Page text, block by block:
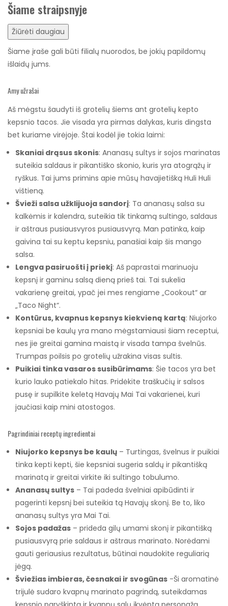
Šiame straipsnyje
Žiūrėti daugiau
Šiame įraše gali būti filialų nuorodos, be jokių papildomų
išlaidų jums.
Amy užrašai
Aš mėgstu šaudyti iš grotelių šiems ant grotelių kepto
kepsnio tacos. Jie visada yra pirmas dalykas, kuris dingsta
bet kuriame virėjoje. Štai kodėl jie tokia laimi:
Skaniai drąsus skonis: Ananasų sultys ir sojos marinatas
suteikia saldaus ir pikantiško skonio, kuris yra atogrąžų ir
ryškus. Tai jums primins apie mūsų havajietišką Huli Huli
vištieną.
Švieži salsa užklijuoja sandorį: Ta ananasų salsa su
kalkėmis ir kalendra, suteikia tik tinkamą sultingo, saldaus
ir aštraus pusiausvyros pusiausvyrą. Man patinka, kaip
gaivina tai su keptu kepsniu, panašiai kaip šis mango
salsa.
Lengva pasiruošti į priekį: Aš paprastai marinuoju
kepsnį ir gaminu salsą dieną prieš tai. Tai sukelia
vakarienę greitai, ypač jei mes rengiame „Cookout“ ar
„Taco Night“.
Kontūrus, kvapnus kepsnys kiekvieną kartą: Niujorko
kepsniai be kaulų yra mano mėgstamiausi šiam receptui,
nes jie greitai gamina maistą ir visada tampa švelnūs.
Trumpas poilsis po grotelių užrakina visas sultis.
Puikiai tinka vasaros susibūrimams: Šie tacos yra bet
kurio lauko patiekalo hitas. Pridėkite traškučių ir salsos
pusę ir supilkite keletą Havajų Mai Tai vakarienei, kuri
jaučiasi kaip mini atostogos.
Pagrindiniai receptų ingredientai
Niujorko kepsnys be kaulų – Turtingas, švelnus ir puikiai
tinka kepti kepti, šie kepsniai sugeria saldų ir pikantišką
marinatą ir greitai virkite iki sultingo tobulumo.
Ananasų sultys – Tai padeda švelniai apibūdinti ir
pagerinti kepsnį bei suteikia tą Havajų skonį. Be to, liko
ananasų sultys yra Mai Tai.
Sojos padažas – prideda gilų umami skonį ir pikantišką
pusiausvyrą prie saldaus ir aštraus marinato. Norėdami
gauti geriausius rezultatus, būtinai naudokite reguliarią
jėgą.
Šviežias imbieras, česnakai ir svogūnas -Ši aromatinė
trijulė sudaro kvapnų marinato pagrindą, suteikdamas